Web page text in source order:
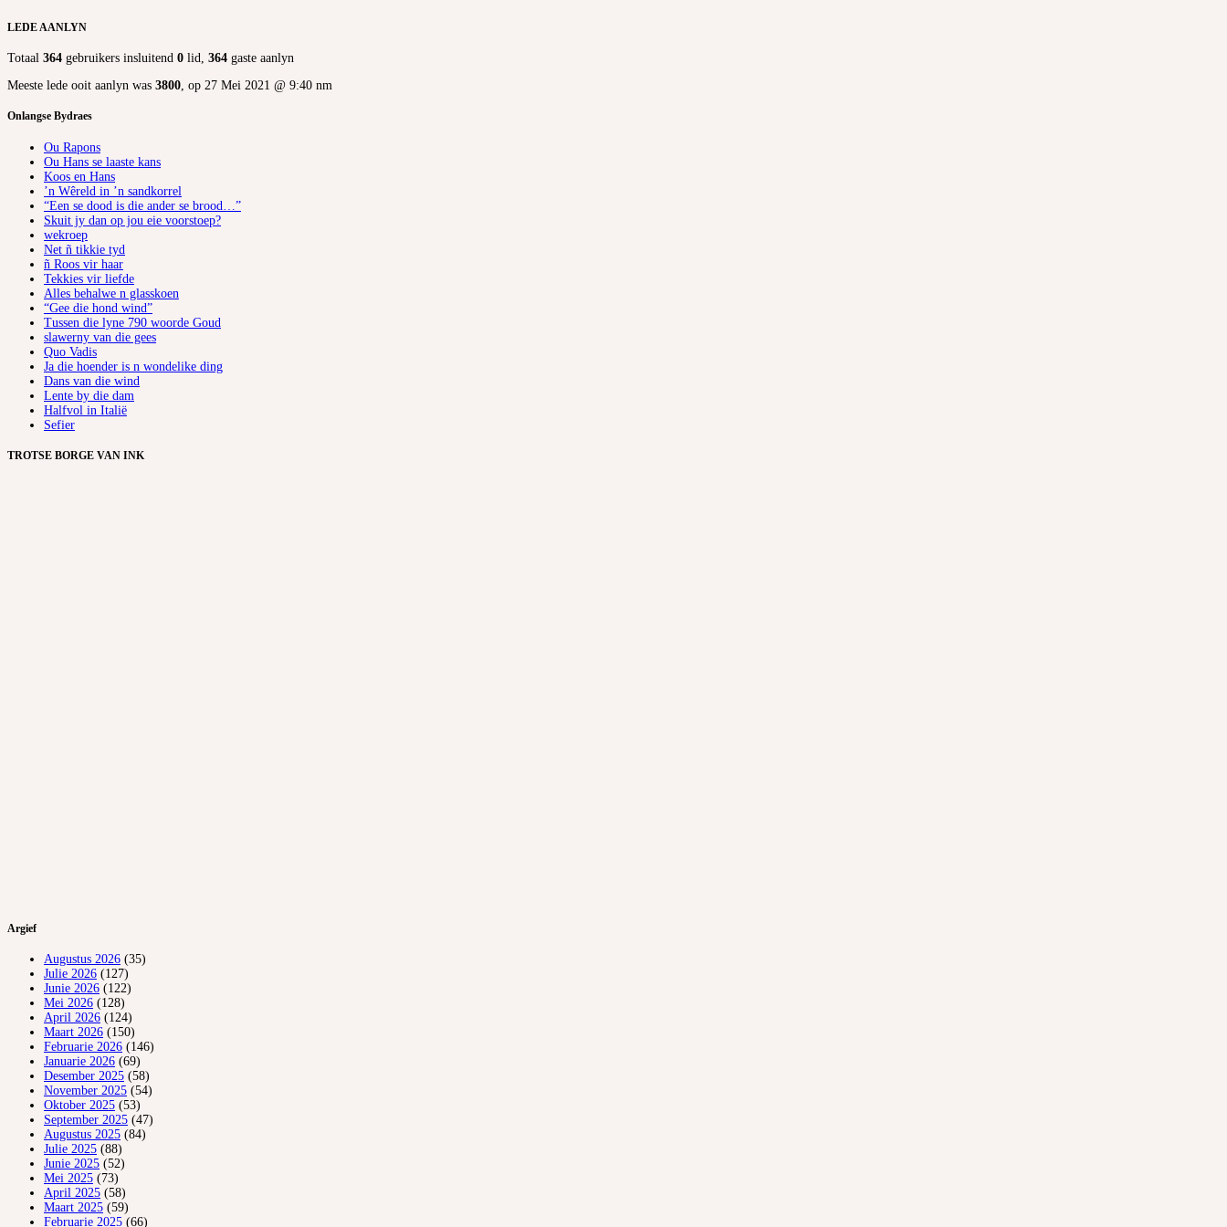
LEDE AANLYN
Totaal 364 gebruikers insluitend 0 lid, 364 gaste aanlyn
Meeste lede ooit aanlyn was 3800, op 27 Mei 2021 @ 9:40 nm
Onlangse Bydraes
Ou Rapons
Ou Hans se laaste kans
Koos en Hans
’n Wêreld in ’n sandkorrel
“Een se dood is die ander se brood…”
Skuit jy dan op jou eie voorstoep?
wekroep
Net ñ tikkie tyd
ñ Roos vir haar
Tekkies vir liefde
Alles behalwe n glasskoen
“Gee die hond wind”
Tussen die lyne 790 woorde Goud
slawerny van die gees
Quo Vadis
Ja die hoender is n wondelike ding
Dans van die wind
Lente by die dam
Halfvol in Italië
Sefier
TROTSE BORGE VAN INK
Argief
Augustus 2026 (35)
Julie 2026 (127)
Junie 2026 (122)
Mei 2026 (128)
April 2026 (124)
Maart 2026 (150)
Februarie 2026 (146)
Januarie 2026 (69)
Desember 2025 (58)
November 2025 (54)
Oktober 2025 (53)
September 2025 (47)
Augustus 2025 (84)
Julie 2025 (88)
Junie 2025 (52)
Mei 2025 (73)
April 2025 (58)
Maart 2025 (59)
Februarie 2025 (66)